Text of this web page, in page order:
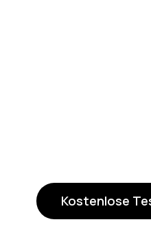
Kostenlose